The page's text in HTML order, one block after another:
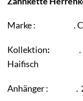
Marke : .
Kollektion: .
Haifisch
Anhänger : .